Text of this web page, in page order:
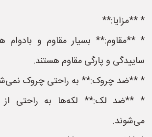
* **مزایا:**
* **مقاوم:** بسیار مقاوم و بادوام
ساییدگی و پارگی مقاوم هستند.
* **ضد چروک:** به راحتی چروک
* **ضد لک:** لکه‌ها به راحتی از
می‌شوند.